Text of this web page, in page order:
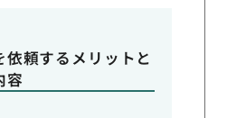
頼するメリットと
容